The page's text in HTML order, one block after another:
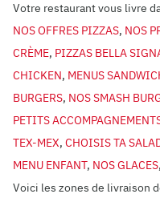
Votre restaurant vous livre
NOS OFFRES PIZZAS, NOS
CRÈME, PIZZAS BELLA
CHICKEN, MENUS
BURGERS, NOS SMASH
PETITS
TEX-MEX, CHOISIS TA
MENU ENFANT, NOS GLACES,
Voici les zones de livraison